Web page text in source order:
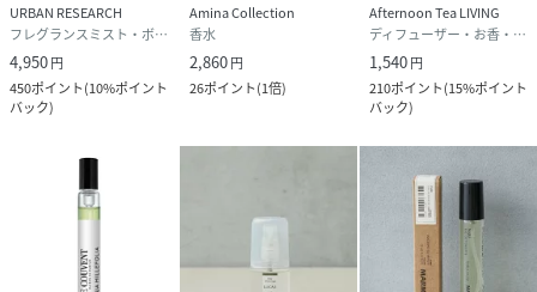
URBAN RESEARCH
フレグランスミスト・ボディミスト
4,950円
450ポイント(10%ポイント
バック)
Amina Collection
香水
2,860円
26ポイント(1倍)
Afternoon Tea LIVING
ディフューザー・お香・アロマオイル・キャンドル
1,540円
210ポイント(15%ポイント
バック)